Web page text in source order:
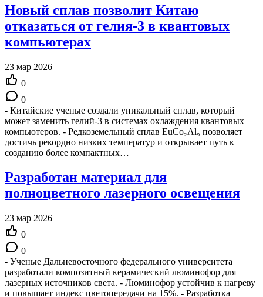
Новый сплав позволит Китаю
отказаться от гелия-3 в квантовых
компьютерах
23 мар 2026
0
0
- Китайские ученые создали уникальный сплав, который
может заменить гелий-3 в системах охлаждения квантовых
компьютеров. - Редкоземельный сплав EuCo₂Al₉ позволяет
достичь рекордно низких температур и открывает путь к
созданию более компактных…
Разработан материал для
полноцветного лазерного освещения
23 мар 2026
0
0
- Ученые Дальневосточного федерального университета
разработали композитный керамический люминофор для
лазерных источников света. - Люминофор устойчив к нагреву
и повышает индекс цветопередачи на 15%. - Разработка